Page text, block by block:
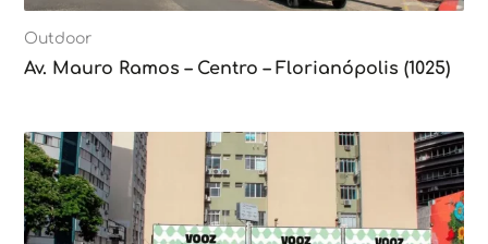
Outdoor
Av. Mauro Ramos – Centro – Florianópolis (1025)